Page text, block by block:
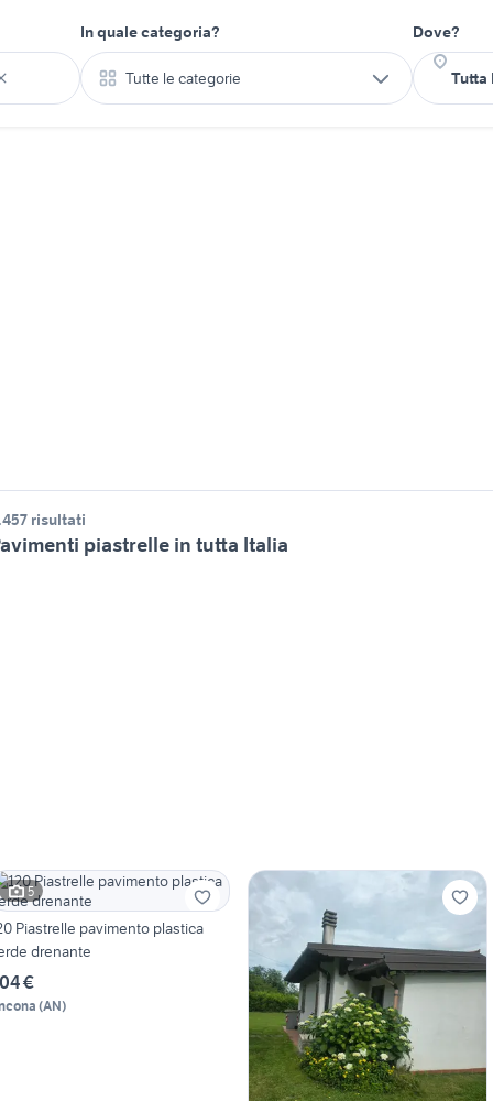
In quale categoria?
Tutte le categorie
Dove?
risultati
piastrelle in tutta Italia
5
Piastrelle pavimento plastica
drenante
€
(AN)